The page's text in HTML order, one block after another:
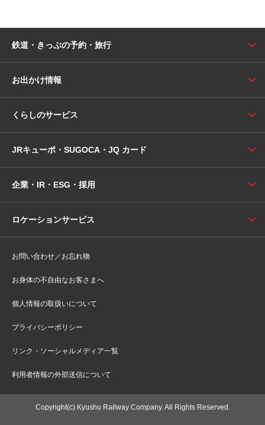
鉄道・きっぷの予約・旅行
お出かけ情報
くらしのサービス
JRキューポ・SUGOCA・JQ カード
企業・IR・ESG・採用
ロケーションサービス
お問い合わせ／お忘れ物
お身体の不自由なお客さまへ
個人情報の取扱いについて
プライバシーポリシー
リンク・ソーシャルメディア一覧
利用者情報の外部送信について
Copyright(c) Kyushu Railway Company. All Rights Reserved.